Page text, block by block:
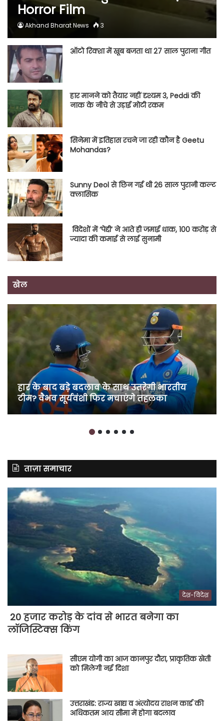
Horror Film
Akhand Bharat News 3
ऑटो रिक्शा में खूब बजता था 27 साल पुराना गीत
हार मानने को तैयार नहीं दृश्यम 3, Peddi की
नाक के नीचे से उड़ाई मोटी रकम
सिनेमा में इतिहास रचने जा रही कौन है Geetu
Mohandas?
Sunny Deol से छिन गई थी 26 साल पुरानी कल्ट
क्लासिक
विदेशों में ‘पेद्दी’ ने आते ही जमाई धाक, 100 करोड़ से
ज्यादा की कमाई से लाई सुनामी
खेल
हार के बाद बड़े बदलाव के साथ उतरेगी भारतीय
टीम? वैभव सूर्यवंशी फिर मचाएंगे तहलका
ताज़ा समाचार
देश-विदेश
20 हजार करोड़ के दांव से भारत बनेगा का
लॉजिस्टिक्स किंग
सीएम योगी का आज कानपुर दौरा, प्राकृतिक खेती
को मिलेगी नई दिशा
उत्तराखंड: राज्य खाद्य व अंत्योदय राशन कार्ड की
अधिकतम आय सीमा में होगा बदलाव